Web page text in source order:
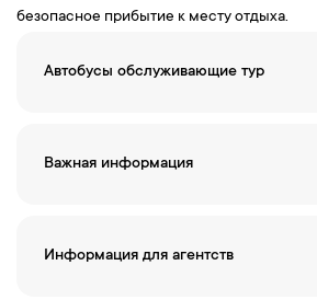
безопасное прибытие к месту отдыха.
Автобусы обслуживающие тур
Важная информация
Информация для агентств